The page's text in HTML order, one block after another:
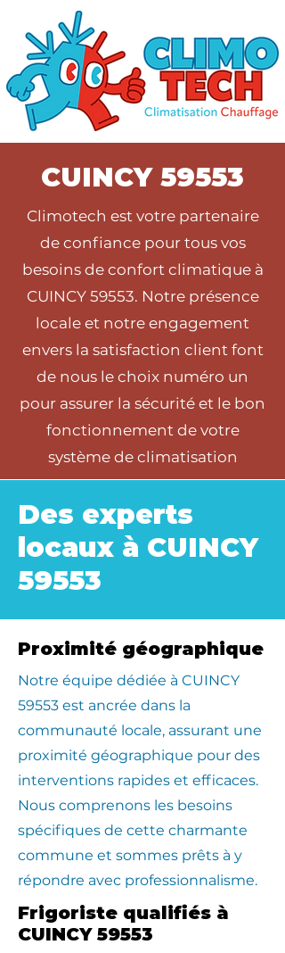
CUINCY 59553
Climotech est votre partenaire
de confiance pour tous vos
besoins de confort climatique à
CUINCY 59553. Notre présence
locale et notre engagement
envers la satisfaction client font
de nous le choix numéro un
pour assurer la sécurité et le bon
fonctionnement de votre
système de climatisation
Des experts
locaux à CUINCY
59553
Proximité géographique
​Notre équipe dédiée à CUINCY
59553 est ancrée dans la
communauté locale, assurant une
proximité géographique pour des
interventions rapides et efficaces.
Nous comprenons les besoins
spécifiques de cette charmante
commune et sommes prêts à y
répondre avec professionnalisme.
Frigoriste qualifiés à
CUINCY 59553